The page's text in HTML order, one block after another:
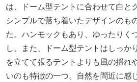
は、ドーム型テントに合わせて白と
シンプルで落ち着いたデザインのも
た。ハンモックもあり、ゆったりく
し。また、ドーム型テントはしっか
を立てて張るテントよりも風の揺れ
いのも特徴の一つ。自然を間近に感